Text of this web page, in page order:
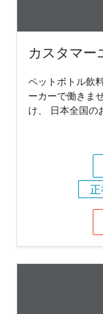
カスタマー
ペットボトル飲
ーカーで働きま
け、 日本全国の